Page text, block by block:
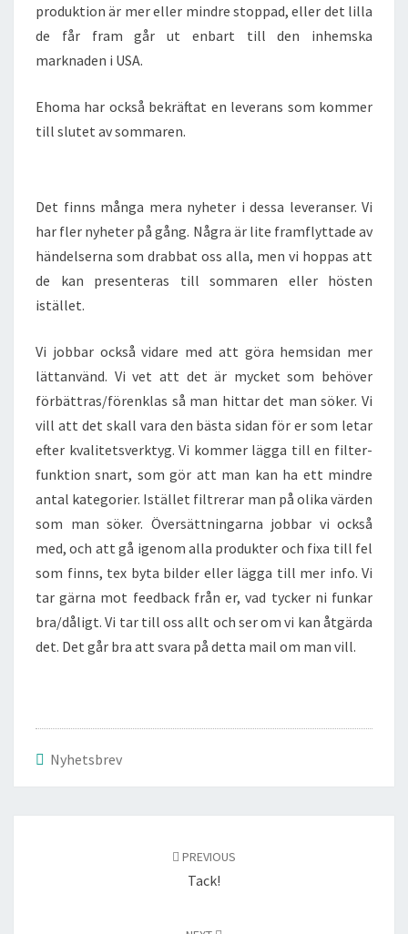
produktion är mer eller mindre stoppad, eller det lilla
de får fram går ut enbart till den inhemska
marknaden i USA.
Ehoma har också bekräftat en leverans som kommer
till slutet av sommaren.
Det finns många mera nyheter i dessa leveranser. Vi
har fler nyheter på gång. Några är lite framflyttade av
händelserna som drabbat oss alla, men vi hoppas att
de kan presenteras till sommaren eller hösten
istället.
Vi jobbar också vidare med att göra hemsidan mer
lättanvänd. Vi vet att det är mycket som behöver
förbättras/förenklas så man hittar det man söker. Vi
vill att det skall vara den bästa sidan för er som letar
efter kvalitetsverktyg. Vi kommer lägga till en filter-
funktion snart, som gör att man kan ha ett mindre
antal kategorier. Istället filtrerar man på olika värden
som man söker. Översättningarna jobbar vi också
med, och att gå igenom alla produkter och fixa till fel
som finns, tex byta bilder eller lägga till mer info. Vi
tar gärna mot feedback från er, vad tycker ni funkar
bra/dåligt. Vi tar till oss allt och ser om vi kan åtgärda
det. Det går bra att svara på detta mail om man vill.
Nyhetsbrev
PREVIOUS
Tack!